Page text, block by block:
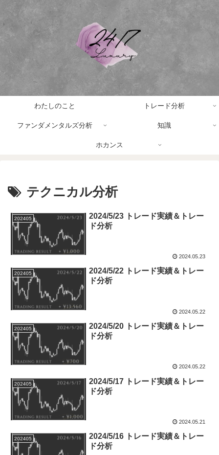
わたしのこと トレード分析
ファンダメンタルズ分析 知識
ホカンス
テクニカル分析
202405
2024/5/23 トレード実績＆トレー
ド分析
2024.05.23
202405
2024/5/22 トレード実績＆トレー
ド分析
2024.05.22
202405
2024/5/20 トレード実績＆トレー
ド分析
2024.05.22
202405
2024/5/17 トレード実績＆トレー
ド分析
2024.05.21
202405
2024/5/16 トレード実績＆トレー
ド分析